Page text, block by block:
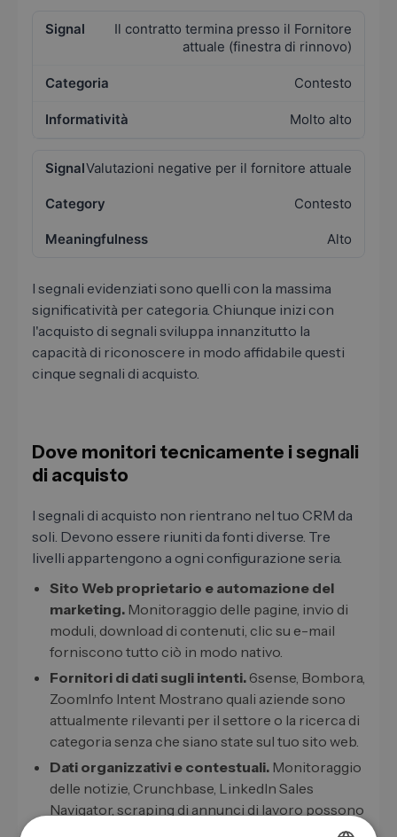
Il contratto termina presso il Fornitore
attuale (finestra di rinnovo)
Contesto
Molto alto
Valutazioni negative per il fornitore attuale
Contesto
Alto
I segnali evidenziati sono quelli con la massima
significatività per categoria. Chiunque inizi con
l'acquisto di segnali sviluppa innanzitutto la
capacità di riconoscere in modo affidabile questi
cinque segnali di acquisto.
Dove monitori tecnicamente i segnali
di acquisto
I segnali di acquisto non rientrano nel tuo CRM da
soli. Devono essere riuniti da fonti diverse. Tre
livelli appartengono a ogni configurazione seria.
Sito Web proprietario e automazione del
marketing. Monitoraggio delle pagine, invio di
moduli, download di contenuti, clic su e-mail
forniscono tutto ciò in modo nativo.
Fornitori di dati sugli intenti. 6sense, Bombora,
ZoomInfo Intent Mostrano quali aziende sono
attualmente rilevanti per il settore o la ricerca di
categoria senza che siano state sul tuo sito web.
Dati organizzativi e contestuali. Monitoraggio
delle notizie, Crunchbase, LinkedIn Sales
Navigator, scraping di annunci di lavoro possono